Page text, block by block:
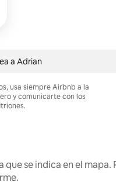
a Adrian
usa siempre Airbnb a la
y comunicarte con los
se indica en el mapa.